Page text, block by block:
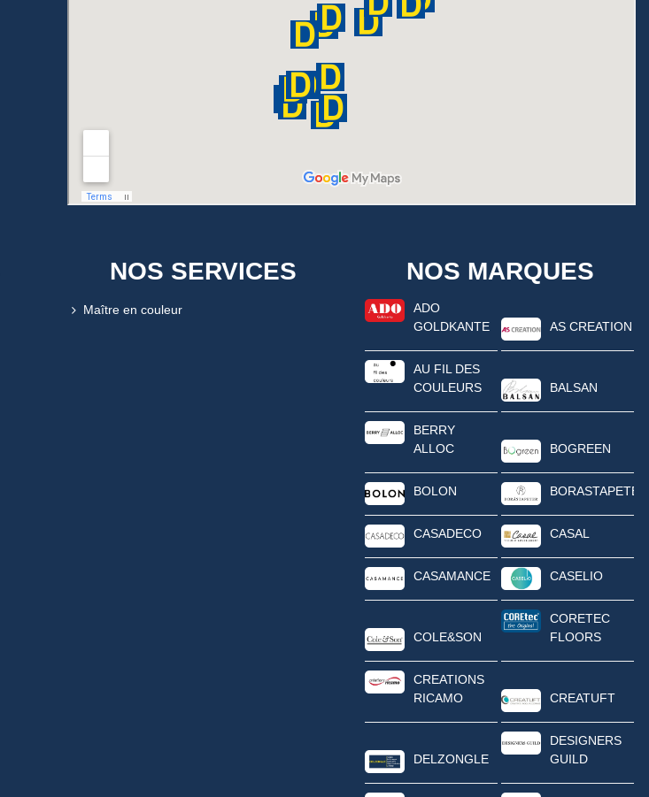
NOS SERVICES
Maître en couleur
NOS MARQUES
ADO
GOLDKANTE
AS CREATION
AU FIL DES
COULEURS
BALSAN
BERRY
ALLOC
BOGREEN
BOLON BORASTAPETER
CASADECO CASAL
CASAMANCE CASELIO
COLE&SON
CORETEC
FLOORS
CREATIONS
RICAMO
CREATUFT
DELZONGLE
DESIGNERS
GUILD